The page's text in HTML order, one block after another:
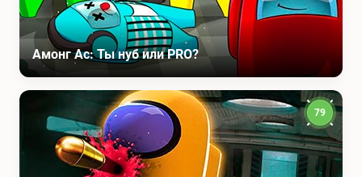
Амонг Ас: Ты нуб или PRO?
79